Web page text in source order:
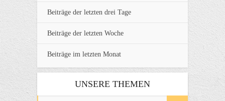
Beiträge der letzten drei Tage
Beiträge der letzten Woche
Beiträge im letzten Monat
UNSERE THEMEN